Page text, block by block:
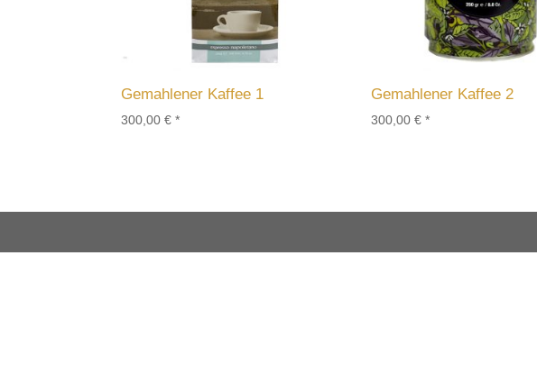
Gemahlener Kaffee 1
300,00€ *
Gemahlener Kaffee 2
300,00€ *